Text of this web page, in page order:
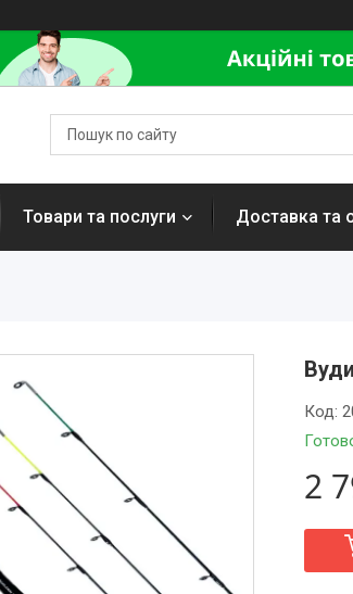
Товари та послуги Доставка та
Код:
2